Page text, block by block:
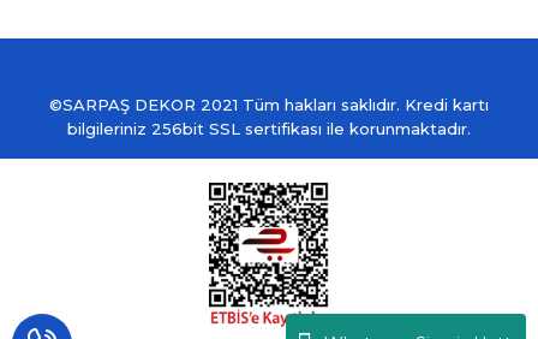
©SARPAŞ DEKOR 2021 Tüm hakları saklıdır. Kredi kartı
bilgileriniz 256bit SSL sertifikası ile korunmaktadır.